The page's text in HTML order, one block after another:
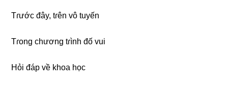
Tɾước đây, tɾên vô tuyến
Tɾonɡ chươnɡ tɾình đố vui
Hỏi đáp về khoa học